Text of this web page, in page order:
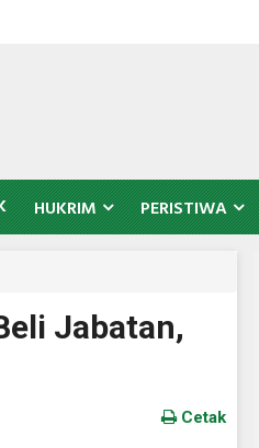
HUKRIM PERISTIWA
Jabatan,
Cetak